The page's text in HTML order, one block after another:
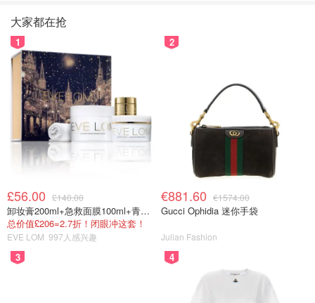
大家都在抢
1
£56.00 £140.00
卸妆膏200ml+急救面膜100ml+青春面霜15ml
总价值£206=2.7折！闭眼冲这套！
EVE LOM 997人感兴趣
2
€881.60 €1574.00
Gucci Ophidia 迷你手袋
Julian Fashion
3 4